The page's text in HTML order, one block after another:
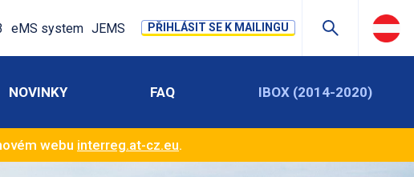
eMS system JEMS PŘIHLÁSIT SE K MAILINGU
NOVINKY FAQ IBOX (2014-2020)
webu interreg.at-cz.eu.